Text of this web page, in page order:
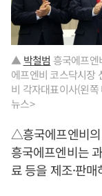
▲ 박철범 흥국에프
에프엔비 코스닥시장
비 각자대표이사(왼
뉴스>
△흥국에프엔비
흥국에프엔비는
료 등을 제조·판